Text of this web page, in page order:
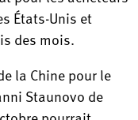
États-Unis et
des mois.
la Chine pour le
Staunovo de